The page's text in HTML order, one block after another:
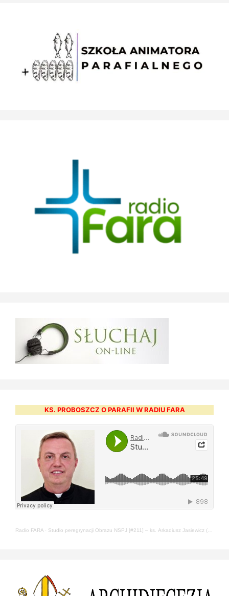
KS. PROBOSZCZ O PARAFII W RADIU FARA
Radio FARA · Studio peregrynacji Obrazu NSPJ [#211] – ks. Arkadiusz Jasiewicz (22.05.2024)